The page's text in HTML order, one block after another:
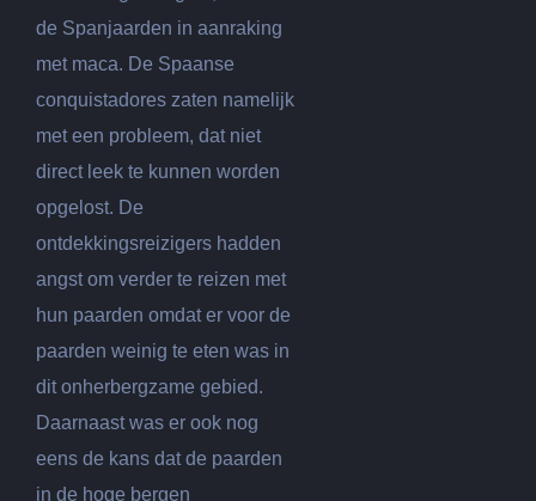
de Spanjaarden in aanraking
met maca. De Spaanse
conquistadores zaten namelijk
met een probleem, dat niet
direct leek te kunnen worden
opgelost. De
ontdekkingsreizigers hadden
angst om verder te reizen met
hun paarden omdat er voor de
paarden weinig te eten was in
dit onherbergzame gebied.
Daarnaast was er ook nog
eens de kans dat de paarden
in de hoge bergen